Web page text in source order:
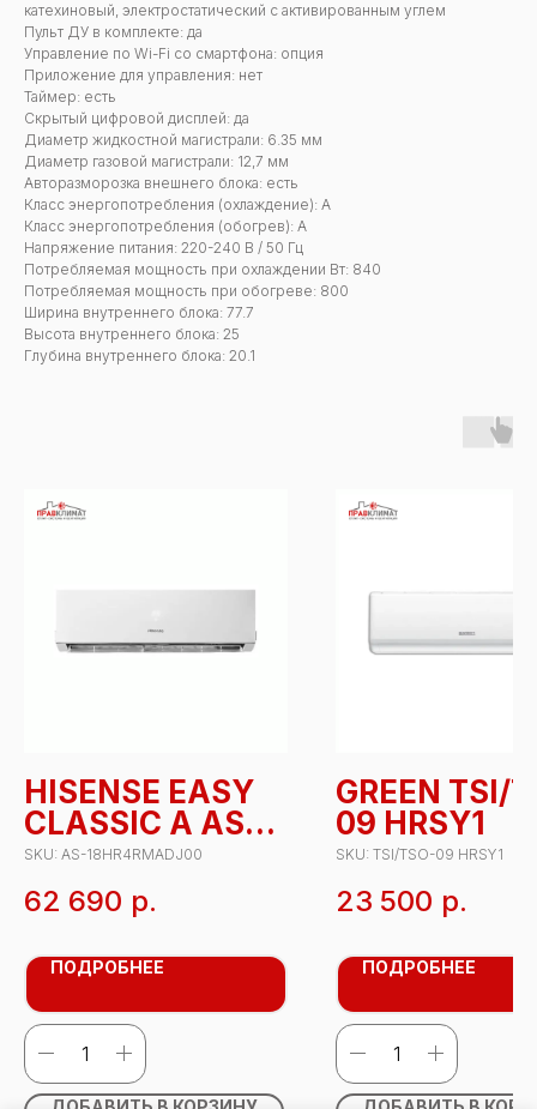
катехиновый, электростатический с активированным углем
Пульт ДУ в комплекте: да
Управление по Wi-Fi со смартфона: опция
Приложение для управления: нет
Таймер: есть
Скрытый цифровой дисплей: да
Диаметр жидкостной магистрали: 6.35 мм
Диаметр газовой магистрали: 12,7 мм
Авторазморозка внешнего блока: есть
Класс энергопотребления (охлаждение): А
Класс энергопотребления (обогрев): А
Напряжение питания: 220-240 В / 50 Гц
Потребляемая мощность при охлаждении Вт: 840
Потребляемая мощность при обогреве: 800
Ширина внутреннего блока: 77.7
Высота внутреннего блока: 25
Глубина внутреннего блока: 20.1
HISENSE EASY
CLASSIC A AS-
18HR4RMADJ00
SKU: AS-18HR4RMADJ00
62 690 р.
ПОДРОБНЕЕ
GREEN TSI/
09 HRSY1
SKU: TSI/TSO-09 HRSY1
23 500 р.
ПОДРОБНЕЕ